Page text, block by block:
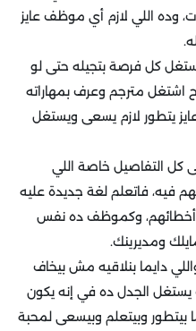
وده اللي لازم أي موظف عايز
كل فرصة بتجيله حتى لو
اشتغل مترجم وعرف بمهاراته
يتطور لازم يسعى ويستغل
كل التفاصيل خاصة اللي
فيه، فاتعلم لغة جديدة عليه
أخطائهم، وكموظف ده نفس
ومديرينك.
دايما بنلاقيه مش بيخاف
يستغل الجدل ده في إنه يكون
بيتطور وبيتعلم وبيسعى لمحبة